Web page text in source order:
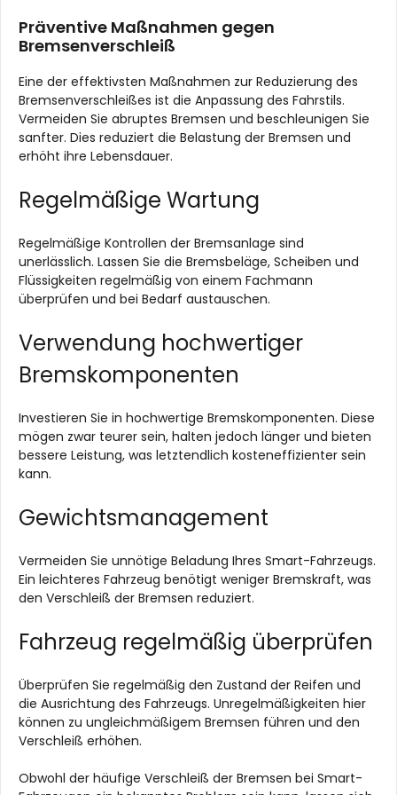
Präventive Maßnahmen gegen
Bremsenverschleiß
Eine der effektivsten Maßnahmen zur Reduzierung des
Bremsenverschleißes ist die Anpassung des Fahrstils.
Vermeiden Sie abruptes Bremsen und beschleunigen Sie
sanfter. Dies reduziert die Belastung der Bremsen und
erhöht ihre Lebensdauer.
Regelmäßige Wartung
Regelmäßige Kontrollen der Bremsanlage sind
unerlässlich. Lassen Sie die Bremsbeläge, Scheiben und
Flüssigkeiten regelmäßig von einem Fachmann
überprüfen und bei Bedarf austauschen.
Verwendung hochwertiger
Bremskomponenten
Investieren Sie in hochwertige Bremskomponenten. Diese
mögen zwar teurer sein, halten jedoch länger und bieten
bessere Leistung, was letztendlich kosteneffizienter sein
kann.
Gewichtsmanagement
Vermeiden Sie unnötige Beladung Ihres Smart-Fahrzeugs.
Ein leichteres Fahrzeug benötigt weniger Bremskraft, was
den Verschleiß der Bremsen reduziert.
Fahrzeug regelmäßig überprüfen
Überprüfen Sie regelmäßig den Zustand der Reifen und
die Ausrichtung des Fahrzeugs. Unregelmäßigkeiten hier
können zu ungleichmäßigem Bremsen führen und den
Verschleiß erhöhen.
Obwohl der häufige Verschleiß der Bremsen bei Smart-